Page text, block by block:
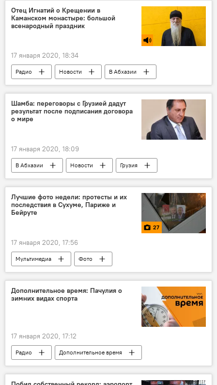
Отец Игнатий о Крещении в
Каманском монастыре: большой
всенародный праздник
17 января 2020, 18:34
Радио Новости В Абхазии
Шамба: переговоры с Грузией дадут
результат после подписания договора
о мире
17 января 2020, 18:09
В Абхазии Новости
Грузия
Абхазия
Лучшие фото недели: протесты и их
последствия в Сухуме, Париже и
Бейруте
27
17 января 2020, 17:56
Мультимедиа Фото
Дополнительное время: Пачулия о
зимних видах спорта
17 января 2020, 17:12
Радио Дополнительное время